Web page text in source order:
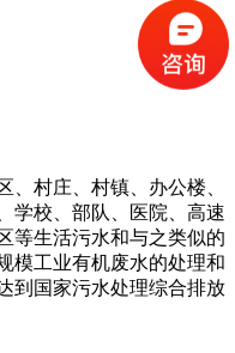
、村庄、村镇、办公楼、
学校、部队、医院、高速
等生活污水和与之类似的
模工业有机废水的处理和
到国家污水处理综合排放